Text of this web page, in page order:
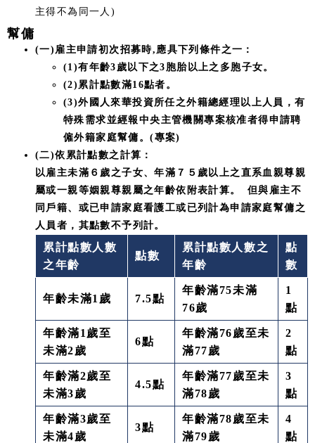
主得不為同一人)
幫傭
(一)雇主申請初次招募時,應具下列條件之一：
(1)有年齡3歲以下之3胞胎以上之多胞子女。
(2)累計點數滿16點者。
(3)外國人來華投資所任之外籍總經理以上人員，有
特殊需求並經報中央主管機關專案核准者得申請聘
僱外籍家庭幫傭。(專案)
(二)依累計點數之計算：
以雇主未滿６歲之子女、年滿７５歲以上之直系血親尊親
屬或一親等姻親尊親屬之年齡依附表計算。 但與雇主不
同戶籍、或已申請家庭看護工或已列計為申請家庭幫傭之
人員者，其點數不予列計。
累計點數人數
之年齡
點數
累計點數人數之
年齡
點
數
年齡未滿1歲 7.5點
年齡滿75未滿
76歲
1
點
年齡滿1歲至
未滿2歲
6點
年齡滿76歲至未
滿77歲
2
點
年齡滿2歲至
未滿3歲
4.5點
年齡滿77歲至未
滿78歲
3
點
年齡滿3歲至
未滿4歲
3點
年齡滿78歲至未
滿79歲
4
點